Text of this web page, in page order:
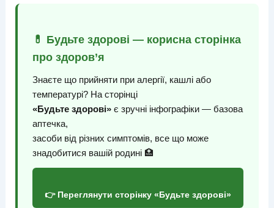
💊 Будьте здорові — корисна сторінка
про здоров’я
Знаєте що прийняти при алергії, кашлі або
температурі? На сторінці
«Будьте здорові»є зручні інфографіки — базова
аптечка,
засоби від різних симптомів, все що може
знадобитися вашій родині 🏥
👉 Переглянути сторінку «Будьте здорові»